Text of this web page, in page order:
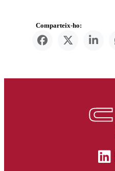
Comparteix-ho: